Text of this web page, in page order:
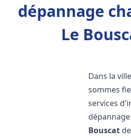
dépannage
Le
Dans la
sommes
services
Bouscat